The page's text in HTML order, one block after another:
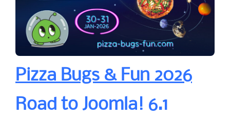
Pizza Bugs & Fun 2026
Road to Joomla! 6.1